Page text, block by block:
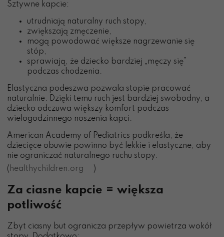
Sztywne kapcie:
utrudniają naturalny ruch stopy,
zwiększają zmęczenie,
mogą powodować większe nagrzewanie się
stóp,
sprawiają, że dziecko bardziej „męczy się”
podczas chodzenia.
Elastyczna podeszwa pozwala stopie pracować
naturalnie. Dzięki temu ruch jest bardziej swobodny, a
dziecko odczuwa większy komfort podczas
wielogodzinnego noszenia kapci.
American Academy of Pediatrics podkreśla, że
dziecięce obuwie powinno być lekkie i elastyczne, aby
nie ograniczać naturalnego ruchu stopy.
( healthychildren.org )
Za ciasne kapcie = większa
potliwość
Zbyt ciasny but ogranicza przepływ powietrza wokół